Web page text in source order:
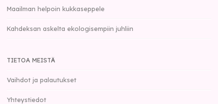
Maailman helpoin kukkaseppele
Kahdeksan askelta ekologisempiin juhliin
TIETOA MEISTÄ
Vaihdot ja palautukset
Yhteystiedot